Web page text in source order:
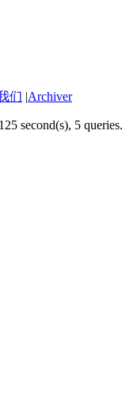
们 |Archiver
second(s), 5 queries.